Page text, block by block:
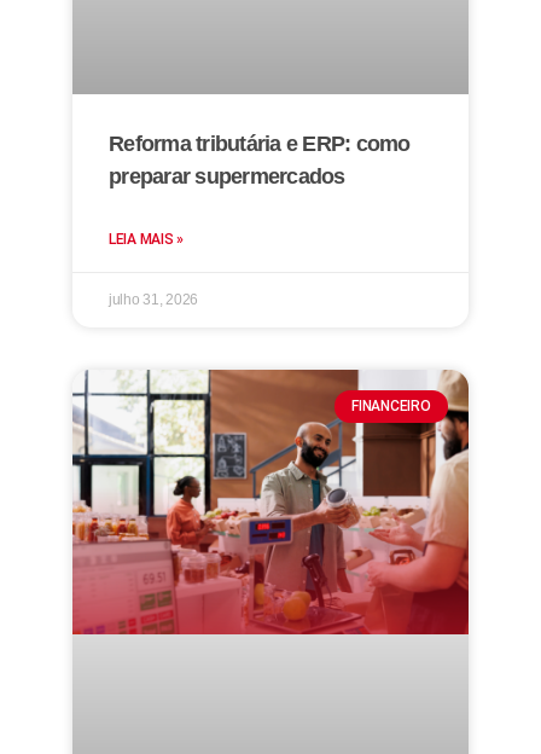
Reforma tributária e ERP: como
preparar supermercados
LEIA MAIS »
julho 31, 2026
FINANCEIRO